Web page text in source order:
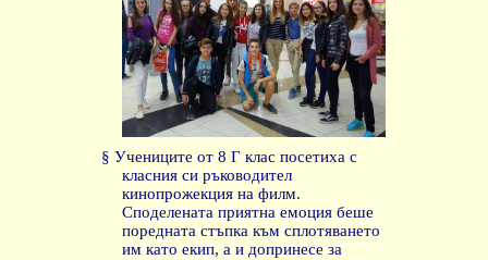
§ Учениците от 8 Г клас посетиха с
класния си ръководител
кинопрожекция на филм.
Споделената приятна емоция беше
поредната стъпка към сплотяването
им като екип, а и допринесе за